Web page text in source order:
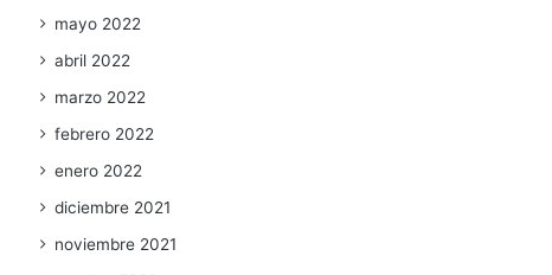
mayo 2022
abril 2022
marzo 2022
febrero 2022
enero 2022
diciembre 2021
noviembre 2021